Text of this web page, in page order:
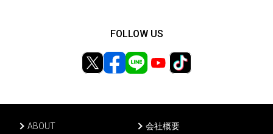
ABOUT 会社概要
FOLLOW US